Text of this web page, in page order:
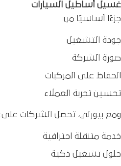
غسيل أﺳﺎﻃﻴﻞ اﻟﺴﻴﺎرات
جزءًا أساسيًا من:
جودة التشغيل
صورة الشركة
الحفاظ على المركبات
تحسين تجربة العملاء
ومع بيورلي، تحصل الشركات على:
خدمة متنقلة احترافية
حلول تشغيل ذكية